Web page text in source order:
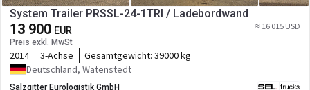
System Trailer PRSSL-24-1TRI / Ladebordwand
13 900 EUR
Preis exkl. MwSt
≈ 16 015 USD
2014 3-Achse Gesamtgewicht: 39000 kg
Deutschland, Watenstedt
Salzgitter Eurologistik GmbH